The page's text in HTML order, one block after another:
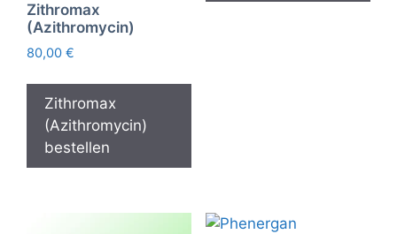
Zithromax
(Azithromycin)
80,00 €
Zithromax
(Azithromycin)
bestellen